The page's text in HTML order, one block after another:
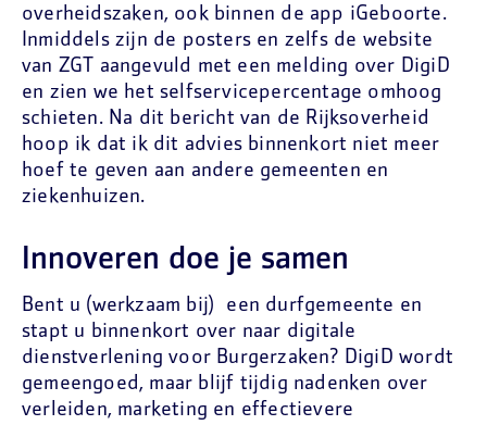
overheidszaken, ook binnen de app iGeboorte.
Inmiddels zijn de posters en zelfs de website
van ZGT aangevuld met een melding over DigiD
en zien we het selfservicepercentage omhoog
schieten. Na dit bericht van de Rijksoverheid
hoop ik dat ik dit advies binnenkort niet meer
hoef te geven aan andere gemeenten en
ziekenhuizen.
Innoveren doe je samen
Bent u (werkzaam bij) een durfgemeente en
stapt u binnenkort over naar digitale
dienstverlening voor Burgerzaken? DigiD wordt
gemeengoed, maar blijf tijdig nadenken over
verleiden, marketing en effectievere